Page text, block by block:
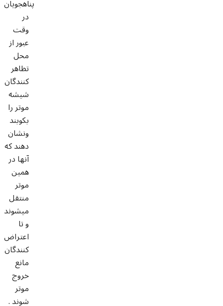
پناهجویان
در
وقت
عبور از
محل
تظاهر
کنندگان
شیشه
موتر را
بکوبند
ونشان
دهند که
آنها در
همین
موتر
منتقل
میشوند
و تا
اعتراض
کنندگان
مانع
خروج
موتر
شوند .